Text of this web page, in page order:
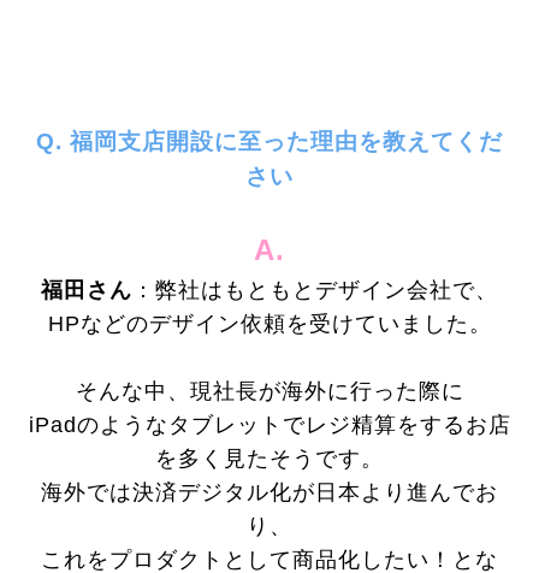
Q. 福岡支店開設に至った理由を教えてくだ
さい
A.
福田さん ： 弊社はもともとデザイン会社で、
HPなどのデザイン依頼を受けていました。
そんな中、現社長が海外に行った際に
iPadのようなタブレットでレジ精算をするお店
を多く見たそうです。
海外では決済デジタル化が日本より進んでお
り、
これをプロダクトとして商品化したい！とな